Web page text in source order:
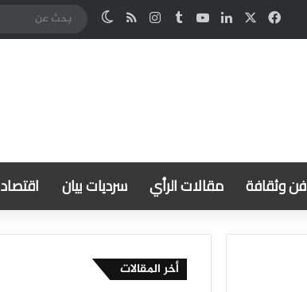
فيسبوك لينكدإن‫YouTube انستقرامملخص الموقع RSS
الوضع المظلم
فن وثقافة مقالات الرأي سرديات بيان اقتصاد
أخر المقالات